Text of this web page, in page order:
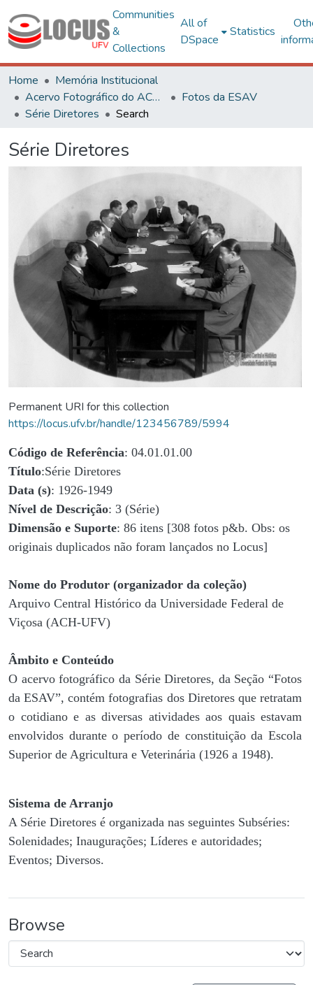
Communities
&
Collections
All of
DSpace
Statistics
Home
Memória Institucional
Acervo Fotográfico do ACH-UFV
Fotos da ESAV
Série Diretores
Search
Série Diretores
Permanent URI for this collection
https://locus.ufv.br/handle/123456789/5994
Código de Referência: 04.01.01.00
Título:Série Diretores
Data (s): 1926-1949
Nível de Descrição: 3 (Série)
Dimensão e Suporte: 86 itens [308 fotos p&b. Obs: os
originais duplicados não foram lançados no Locus]
Nome do Produtor (organizador da coleção)
Arquivo Central Histórico da Universidade Federal de
Viçosa (ACH-UFV)
Âmbito e Conteúdo
O acervo fotográfico da Série Diretores, da Seção “Fotos
da ESAV”, contém fotografias dos Diretores que retratam
o cotidiano e as diversas atividades aos quais estavam
envolvidos durante o período de constituição da Escola
Superior de Agricultura e Veterinária (1926 a 1948).
Sistema de Arranjo
A Série Diretores é organizada nas seguintes Subséries:
Solenidades; Inaugurações; Líderes e autoridades;
Eventos; Diversos.
Browse